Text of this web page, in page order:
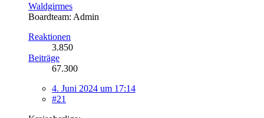
Waldgirmes
Boardteam: Admin
Reaktionen
3.850
Beiträge
67.300
4. Juni 2024 um 17:14
#21